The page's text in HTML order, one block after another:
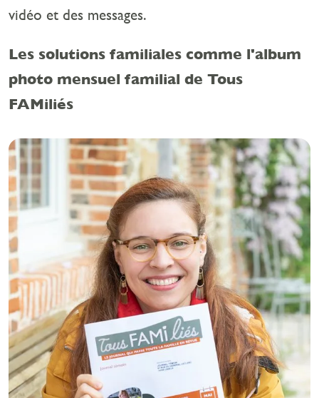
vidéo et des messages.
Les solutions familiales comme l'album
photo mensuel familial de Tous
FAMiliés